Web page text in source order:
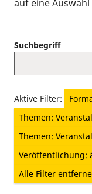
auf eine
Suchbegriff
Aktive Filter:
Themen:
Themen:
Veröffentlichung:
Alle Filter